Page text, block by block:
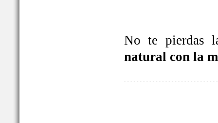
No te pierdas
natural con la